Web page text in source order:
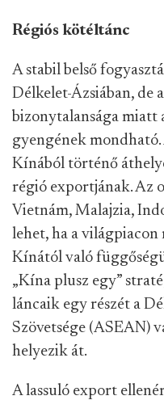
Régiós kötéltánc
A stabil belső
Délkelet-Ázsiában, de
bizonytalansága miatt
gyengének
Kínából történő
régió exportjának. Az
Vietnám, Malajzia,
lehet, ha a
Kínától való
„Kína plusz egy”
láncaik egy részét a
Szövetsége (ASEAN)
helyezik át.
A lassuló export